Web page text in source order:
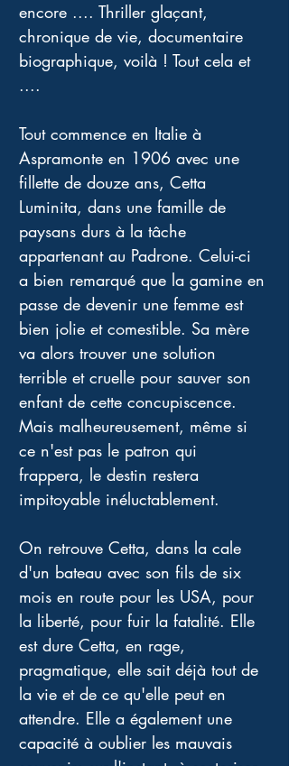
encore .... Thriller glaçant,
chronique de vie, documentaire
biographique, voilà ! Tout cela et
....
Tout commence en Italie à
Aspramonte en 1906 avec une
fillette de douze ans, Cetta
Luminita, dans une famille de
paysans durs à la tâche
appartenant au Padrone. Celui-ci
a bien remarqué que la gamine en
passe de devenir une femme est
bien jolie et comestible. Sa mère
va alors trouver une solution
terrible et cruelle pour sauver son
enfant de cette concupiscence.
Mais malheureusement, même si
ce n'est pas le patron qui
frappera, le destin restera
impitoyable inéluctablement.
On retrouve Cetta, dans la cale
d'un bateau avec son fils de six
mois en route pour les USA, pour
la liberté, pour fuir la fatalité. Elle
est dure Cetta, en rage,
pragmatique, elle sait déjà tout de
la vie et de ce qu'elle peut en
attendre. Elle a également une
capacité à oublier les mauvais